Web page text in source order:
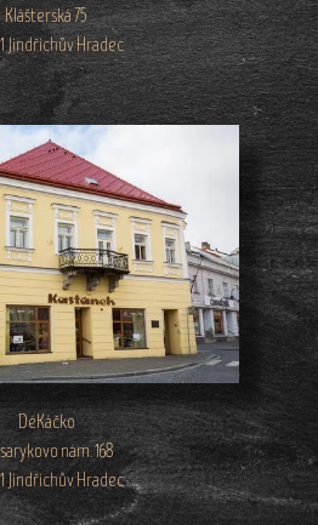
Klášterská 75
Jindřichův Hradec
DéKáčko
nám. 168
Jindřichův Hradec